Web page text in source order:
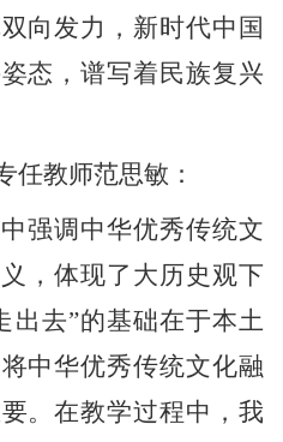
向发力，新时代中国
态，谱写着民族复兴
任教师范思敏：
强调中华优秀传统文
，体现了大历史观下
出去”的基础在于本土
中华优秀传统文化融
。在教学过程中，我